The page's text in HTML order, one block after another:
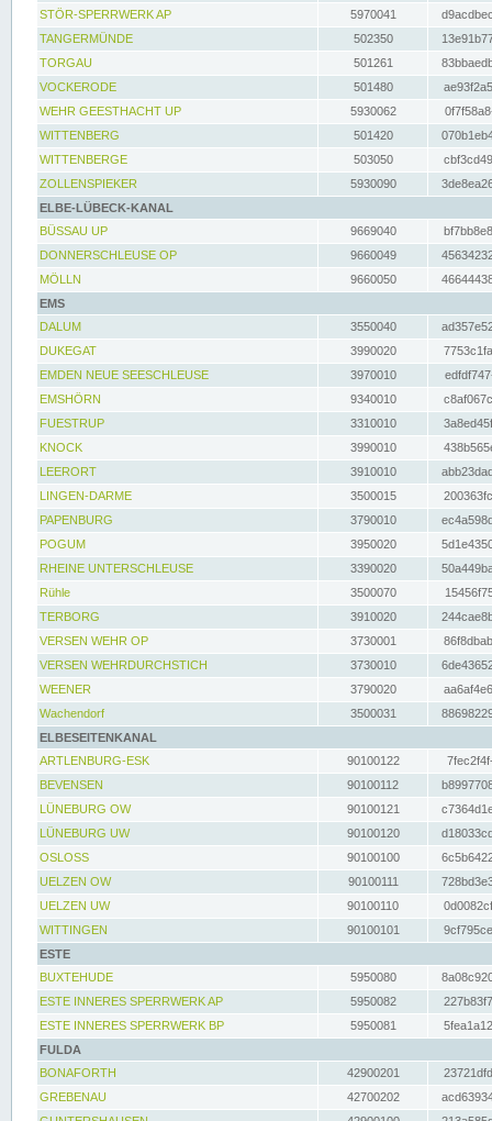
STÖR-SPERRWERK AP 5970041
TANGERMÜNDE
502350
TORGAU
501261
VOCKERODE
501480
WEHR GEESTHACHT UP
5930062
WITTENBERG
501420
WITTENBERGE
503050
ZOLLENSPIEKER
5930090
ELBE-LÜBECK-KANAL
BÜSSAU UP
9669040
DONNERSCHLEUSE OP
9660049
MÖLLN
9660050
EMS
DALUM
3550040
DUKEGAT
3990020
EMDEN NEUE SEESCHLEUSE
3970010
EMSHÖRN
9340010
FUESTRUP
3310010
KNOCK
3990010
LEERORT
3910010
LINGEN-DARME
3500015
PAPENBURG
3790010
POGUM
3950020
RHEINE UNTERSCHLEUSE
3390020
Rühle
3500070
TERBORG
3910020
VERSEN WEHR OP
3730001
VERSEN WEHRDURCHSTICH
3730010
WEENER
3790020
Wachendorf
3500031
ELBESEITENKANAL
ARTLENBURG-ESK
90100122
BEVENSEN
90100112
LÜNEBURG OW
90100121
LÜNEBURG UW
90100120
OSLOSS
90100100
UELZEN OW
90100111
UELZEN UW
90100110
WITTINGEN
90100101
ESTE
BUXTEHUDE
5950080
ESTE INNERES SPERRWERK AP
5950082
ESTE INNERES SPERRWERK BP
5950081
FULDA
BONAFORTH
42900201
GREBENAU
42700202